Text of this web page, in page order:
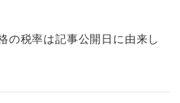
の税率は記事公開日に由来し